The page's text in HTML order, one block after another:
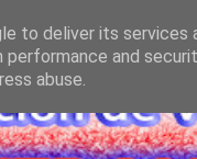
to deliver its services
performance and
abuse.